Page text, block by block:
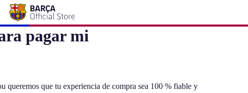
pagar mi
queremos que tu experiencia de compra sea 100 % fiable y